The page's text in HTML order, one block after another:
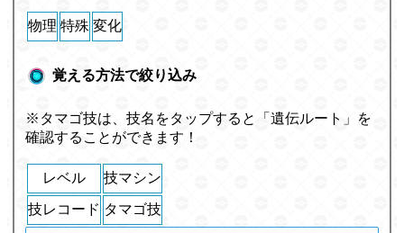
物理 特殊 変化
覚える方法で絞り込み
※タマゴ技は、技名をタップすると「遺伝ルート」を
確認することができます！
レベル 技マシン
技レコード タマゴ技